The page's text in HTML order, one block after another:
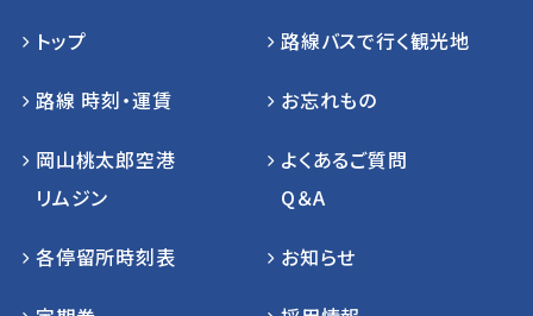
トップ
路線 時刻・運賃
岡山桃太郎空港
リムジン
各停留所時刻表
路線バスで行く観光地
お忘れもの
よくあるご質問
Q＆A
お知らせ